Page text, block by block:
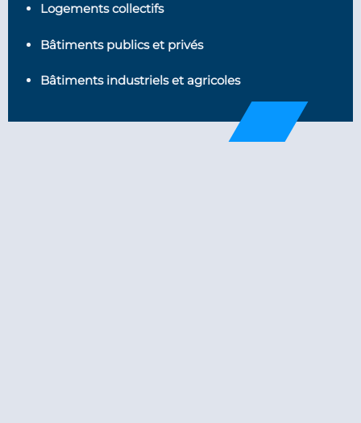
Logements collectifs
Bâtiments publics et privés
Bâtiments industriels et agricoles